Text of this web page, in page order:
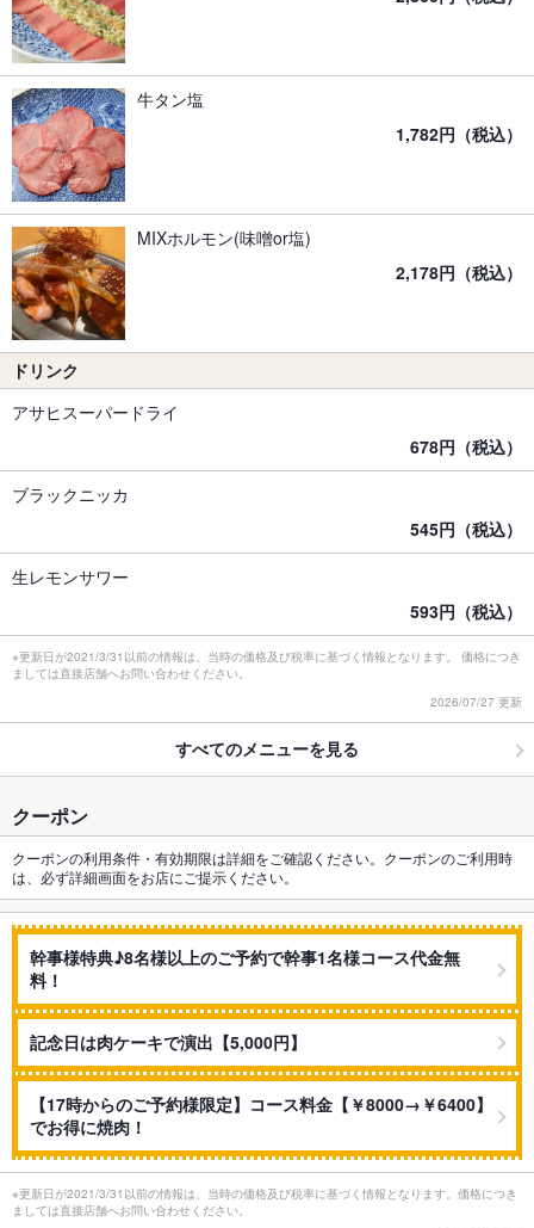
牛タン塩
1,782円（税込）
MIXホルモン(味噌or塩)
2,178円（税込）
ドリンク
アサヒスーパードライ
678円（税込）
ブラックニッカ
545円（税込）
生レモンサワー
593円（税込）
※更新日が2021/3/31以前の情報は、当時の価格及び税率に基づく情報となります。 価格につき
ましては直接店舗へお問い合わせください。
2026/07/27 更新
すべてのメニューを見る
クーポン
クーポンの利用条件・有効期限は詳細をご確認ください。クーポンのご利用時
は、必ず詳細画面をお店にご提示ください。
幹事様特典♪8名様以上のご予約で幹事1名様コース代金無
料！
記念日は肉ケーキで演出【5,000円】
【17時からのご予約様限定】コース料金【￥8000→￥6400】
でお得に焼肉！
※更新日が2021/3/31以前の情報は、当時の価格及び税率に基づく情報となります。価格につき
ましては直接店舗へお問い合わせください。